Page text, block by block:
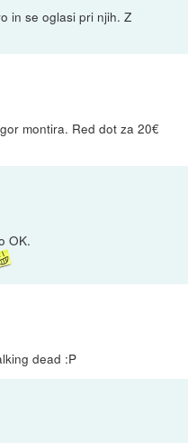
in se oglasi pri njih. Z
montira. Red dot za 20€
OK.
dead :P